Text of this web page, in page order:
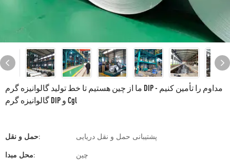
ما از چین هستیم تا خط تولید گالوانیزه گرم DIP مداوم را تأمین کنیم -
گالوانیزه گرم DIP و Cgl
حمل و نقل:
پشتیبانی حمل و نقل دریایی
محل مبدا:
چین